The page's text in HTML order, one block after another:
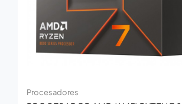
Procesadores